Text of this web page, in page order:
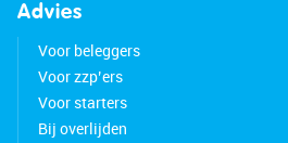
Advies
Voor beleggers
Voor zzp’ers
Voor starters
Bij overlijden